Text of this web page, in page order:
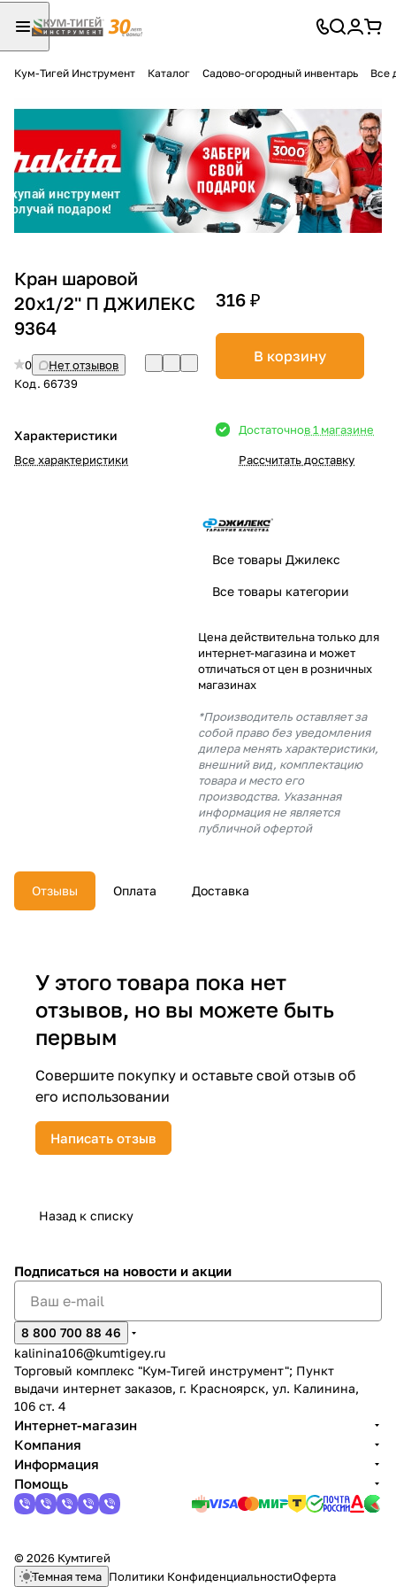
Кум-Тигей Инструмент Каталог Садово-огородный инвентарь Все
Кран шаровой
20х1/2'' П ДЖИЛЕКС
9364
0
Нет отзывов
Код. 66739
Характеристики
Все характеристики
316 ₽
В корзину
Достаточнов 1 магазине
Рассчитать доставку
Все товары Джилекс
Все товары категории
Цена действительна только для
интернет-магазина и может
отличаться от цен в розничных
магазинах
*Производитель оставляет за
собой право без уведомления
дилера менять характеристики,
внешний вид, комплектацию
товара и место его
производства. Указанная
информация не является
публичной офертой
Отзывы Оплата Доставка
У этого товара пока нет
отзывов, но вы можете быть
первым
Совершите покупку и оставьте свой отзыв об
его использовании
Написать отзыв
Назад к списку
Подписаться на новости и акции
8 800 700 88 46
kalinina106@kumtigey.ru
Торговый комплекс "Кум-Тигей инструмент"; Пункт
выдачи интернет заказов, г. Красноярск, ул. Калинина,
106 ст. 4
Интернет-магазин
Компания
Информация
Помощь
© 2026 Кумтигей
Темная тема Политики КонфиденциальностиОферта
Разбейте
оплатуна части
без переплат
График платежей
Сегодня
в корзину
% картой любого банка
% будут
с вашей карты
недели
раз в 2 недели